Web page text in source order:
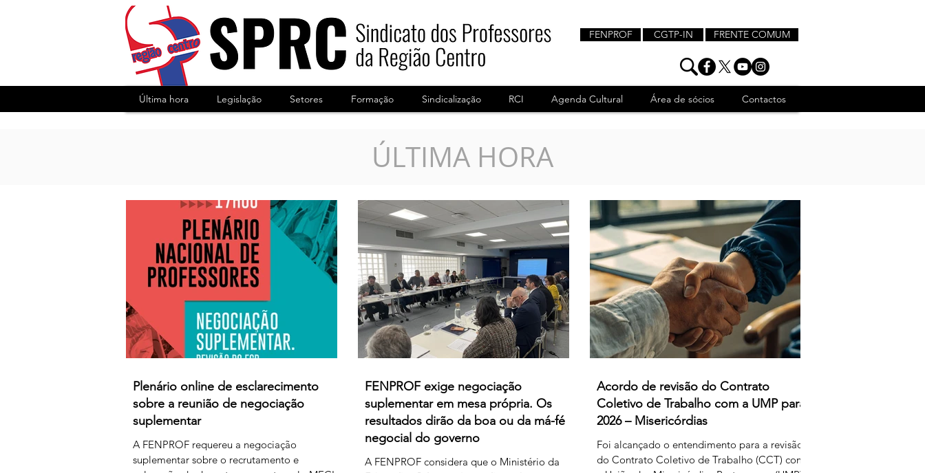
FENPROF CGTP-IN FRENTE COMUM
Última hora Legislação Setores Formação Sindicalização RCI Agenda Cultural Área de sócios Contactos
ÚLTIMA HORA
Plenário online de esclarecimento
sobre a reunião de negociação
suplementar
A FENPROF requereu a negociação
suplementar sobre o recrutamento e
FENPROF exige negociação
suplementar em mesa própria. Os
resultados dirão da boa ou da má-fé
negocial do governo
A FENPROF considera que o Ministério da
Acordo de revisão do Contrato
Coletivo de Trabalho com a UMP para
2026 – Misericórdias
Foi alcançado o entendimento para a revisão
do Contrato Coletivo de Trabalho (CCT) com